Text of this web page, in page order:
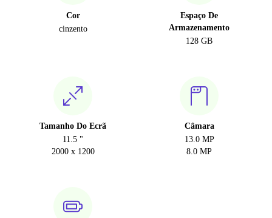
Cor
cinzento
Espaço De
Armazenamento
128 GB
Tamanho Do Ecrã
11.5 "
2000 x 1200
Câmara
13.0 MP
8.0 MP